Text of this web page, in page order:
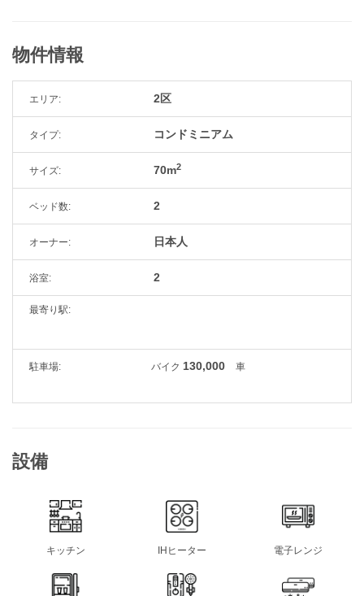
物件情報
エリア: 2区
タイプ: コンドミニアム
サイズ: 70m2
ベッド数: 2
オーナー: 日本人
浴室: 2
最寄り駅:
駐車場: バイク 130,000 車
設備
キッチン IHヒーター 電子レンジ